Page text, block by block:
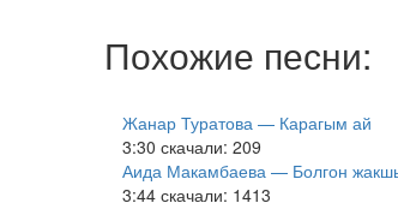
Похожие песни:
Жанар Туратова — Карагым ай
3:30 скачали: 209
Аида Макамбаева — Болгон
3:44 скачали: 1413